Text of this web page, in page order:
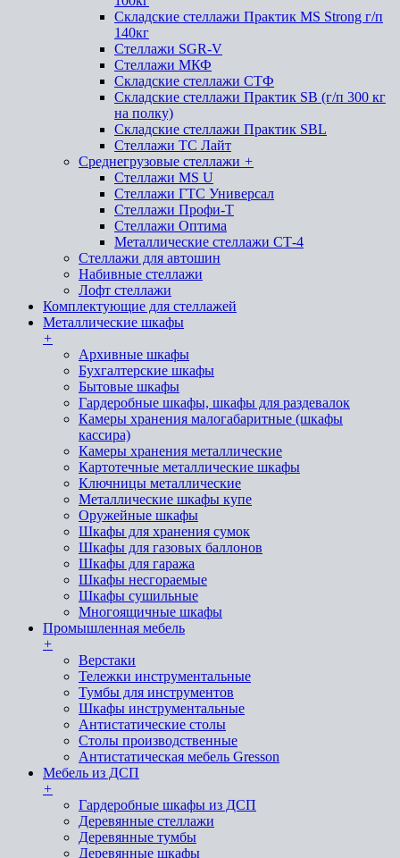
Складские стеллажи Практик MS Strong г/п
140кг
Стеллажи SGR-V
Стеллажи МКФ
Складские стеллажи СТФ
Складские стеллажи Практик SB (г/п 300 кг
на полку)
Складские стеллажи Практик SBL
Стеллажи ТС Лайт
Среднегрузовые стеллажи +
Стеллажи MS U
Стеллажи ГТС Универсал
Стеллажи Профи-Т
Стеллажи Оптима
Металлические стеллажи СТ-4
Стеллажи для автошин
Набивные стеллажи
Лофт стеллажи
Комплектующие для стеллажей
Металлические шкафы
+
Архивные шкафы
Бухгалтерские шкафы
Бытовые шкафы
Гардеробные шкафы, шкафы для раздевалок
Камеры хранения малогабаритные (шкафы
кассира)
Камеры хранения металлические
Картотечные металлические шкафы
Ключницы металлические
Металлические шкафы купе
Оружейные шкафы
Шкафы для хранения сумок
Шкафы для газовых баллонов
Шкафы для гаража
Шкафы несгораемые
Шкафы сушильные
Многоящичные шкафы
Промышленная мебель
+
Верстаки
Тележки инструментальные
Тумбы для инструментов
Шкафы инструментальные
Антистатические столы
Столы производственные
Антистатическая мебель Gresson
Мебель из ДСП
+
Гардеробные шкафы из ДСП
Деревянные стеллажи
Деревянные тумбы
Деревянные шкафы